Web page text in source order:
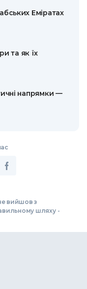
Еміратах
та як їх
напрямки —
вийшов з
шляху -